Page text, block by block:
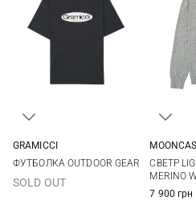
GRAMICCI
ФУТБОЛКА OUTDOOR GEAR
SOLD OUT
XXL
СВЕТР
MERINO
7 900 грн